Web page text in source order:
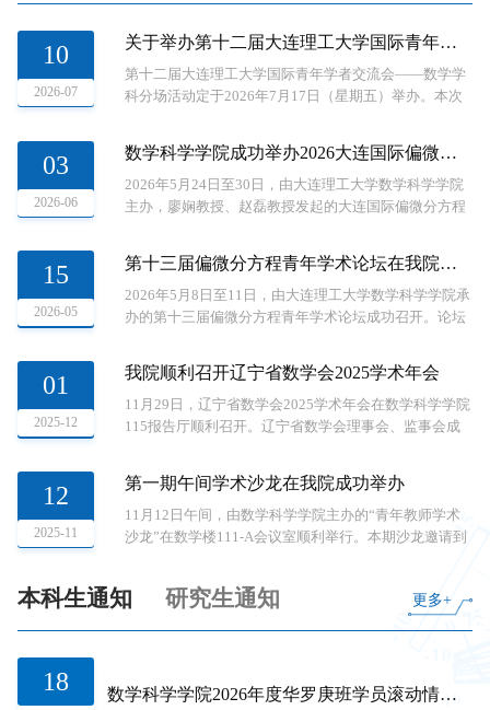
10
2026-07
关于举办第十二届大连理工大学国际青年学者交流会的通知
第十二届大连理工大学国际青年学者交流会——数学学
科分场活动定于2026年7月17日（星期五）举办。本次
厅举行，下午场特色交流活动“咖啡‘π’对”于数学楼111-
A室开展。本次交流会邀请到来自香港中文大学、美国
佐治亚大学、弗吉尼亚理工大学、浙江大学、美国加州
大学圣塔芭芭拉分校、丹麦奥胡斯大学、澳大利亚蒙纳
03
2026-06
数学科学学院成功举办2026大连国际偏微分方程分析研讨会
2026年5月24日至30日，由大连理工大学数学科学学院
主办，廖娴教授、赵磊教授发起的大连国际偏微分方程
我院顺利召开。本次研讨会旨在促进分析学与偏微分方
程领域的国际学术交流与合作，重点关注 H^\infty 函数
演算 (H^\infty-functional calculus)、流体力学 (fluid
mechanics)、水波问题 (water-wave problems)、动力学方
15
2026-05
第十三届偏微分方程青年学术论坛在我院成功召开
2026年5月8日至11日，由大连理工大学数学科学学院承
办的第十三届偏微分方程青年学术论坛成功召开。论坛
参会，聚焦偏微分方程前沿领域开展高水平学术交流。
本次会议由我院偏微分方程团队廖娴、王国栋、王文栋
等教授负责筹办，设三个平行分会场，开幕式由王文栋
教授主持。大连理工大学数学科学学院院长柳振鑫教授
席开幕式并分别致辞。...
01
2025-12
我院顺利召开辽宁省数学会2025学术年会
11月29日，辽宁省数学会2025学术年会在数学科学学院
115报告厅顺利召开。辽宁省数学会理事会、监事会成
及优秀教师代表，以及省内数学领域杰出学者共六十余
人出席本次会议。开幕式由吕方教授主持，辽宁省数学
会雷逢春理事长与数学科学学院柳振鑫院长先后致辞。
他们对参会专家表示诚挚欢迎，高度肯定了数学会在推
数学奖颁奖仪式。...
12
2025-11
第一期午间学术沙龙在我院成功举办
11月12日午间，由数学科学学院主办的“青年教师学术
沙龙”在数学楼111-A会议室顺利举行。本期沙龙邀请到
题开展了深入的学术交流。 李娜教授以“Policy Iteration
习方法研究成果。...
本科生通知 研究生通知 更多+
18 数学科学学院2026年度华罗庚班学员滚动情况公示
07 数学科学学院2026届研究生优秀毕业生评选结果公示